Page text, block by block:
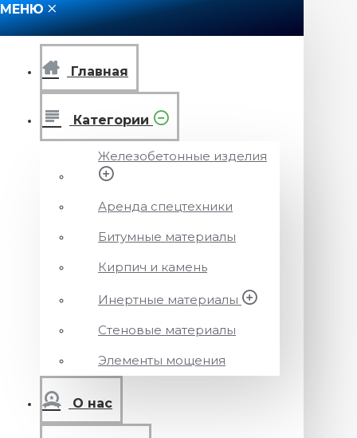
МЕНЮ
Главная
Категории
Железобетонные изделия
Аренда спецтехники
Битумные материалы
Кирпич и камень
Инертные материалы
Стеновые материалы
Элементы мощения
О нас